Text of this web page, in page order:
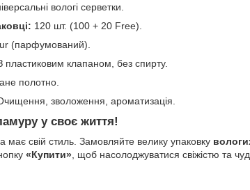
вологі серветки.
120 шт. (100 + 20 Free).
(парфумований).
пластиковим клапаном, без спирту.
полотно.
зволоження, ароматизація.
у своє життя!
має свій стиль. Замовляйте велику упаковку
«Купити» , щоб насолоджуватися свіжістю та